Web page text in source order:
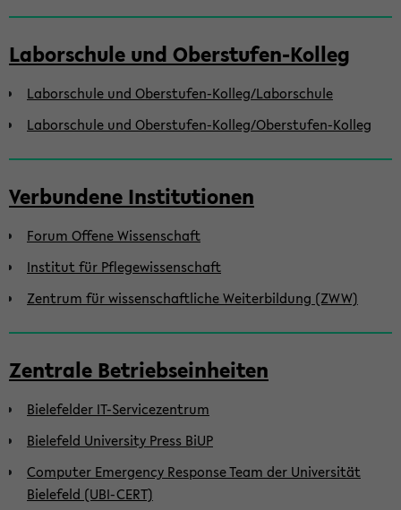
Laborschule und Oberstufen-Kolleg
Laborschule und Oberstufen-Kolleg/Laborschule
Laborschule und Oberstufen-Kolleg/Oberstufen-Kolleg
Verbundene Institutionen
Forum Offene Wissenschaft
Institut für Pflegewissenschaft
Zentrum für wissenschaftliche Weiterbildung (ZWW)
Zentrale Betriebseinheiten
Bielefelder IT-Servicezentrum
Bielefeld University Press BiUP
Computer Emergency Response Team der Universität
Bielefeld (UBI-CERT)